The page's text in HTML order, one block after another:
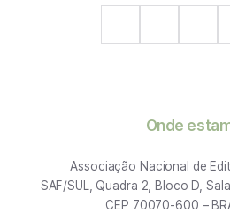
Onde
Associação Nacional de
SAF/SUL, Quadra 2, Bloco D,
CEP 70070-600 –